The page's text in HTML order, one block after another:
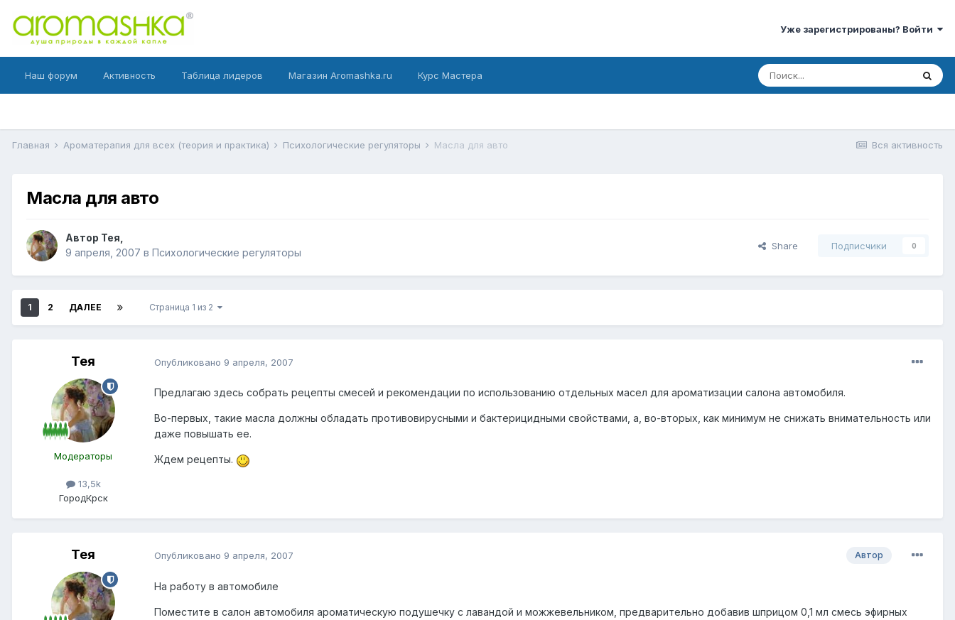
Уже зарегистрированы? Войти
Наш форум Активность Таблица лидеров Магазин Aromashka.ru Курс Мастера
Вся активность
Главная Ароматерапия для всех (теория и практика) Психологические регуляторы Масла для авто
Масла для авто
Автор Тея
9 апреля, 2007 в Психологические регуляторы
Share Подписчики 0
1 2 ДАЛЕЕ Страница 1 из 2
Тея
Модераторы
13,5k
ГородКрск
Опубликовано 9 апреля, 2007
Предлагаю здесь собрать рецепты смесей и рекомендации по использованию отдельных масел для ароматизации салона автомобиля.
Во-первых, такие масла должны обладать противовирусными и бактерицидными свойствами, а, во-вторых, как минимум не снижать внимательность или
даже повышать ее.
Ждем рецепты.
Тея Автор
Опубликовано 9 апреля, 2007
На работу в автомобиле
Поместите в салон автомобиля ароматическую подушечку с лавандой и можжевельником, предварительно добавив шприцом 0,1 мл смесь эфирных